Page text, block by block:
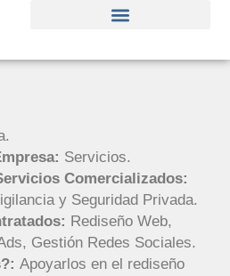
Servicios.
Comercializados:
y Seguridad Privada.
Rediseño Web,
Gestión Redes Sociales.
Apoyarlos en el rediseño